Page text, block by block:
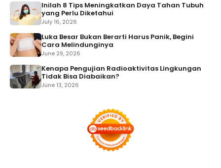
Inilah 8 Tips Meningkatkan Daya Tahan Tubuh
yang Perlu Diketahui
July 16, 2026
Luka Besar Bukan Berarti Harus Panik, Begini
Cara Melindunginya
June 29, 2026
Kenapa Pengujian Radioaktivitas Lingkungan
Tidak Bisa Diabaikan?
June 13, 2026